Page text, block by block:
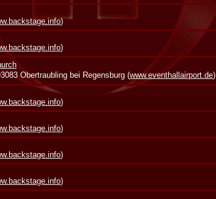
)
)
Obertraubling bei Regensburg (www.eventhallairport.de)
)
)
)
)